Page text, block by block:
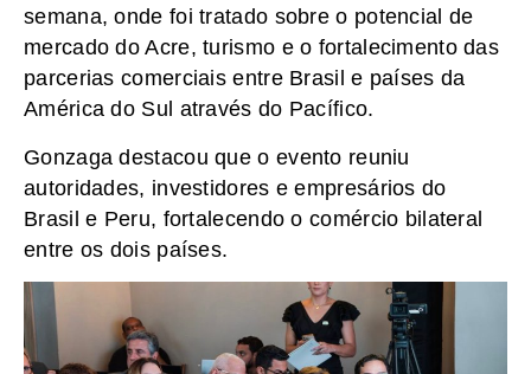
semana, onde foi tratado sobre o potencial de
mercado do Acre, turismo e o fortalecimento das
parcerias comerciais entre Brasil e países da
América do Sul através do Pacífico.
Gonzaga destacou que o evento reuniu
autoridades, investidores e empresários do
Brasil e Peru, fortalecendo o comércio bilateral
entre os dois países.